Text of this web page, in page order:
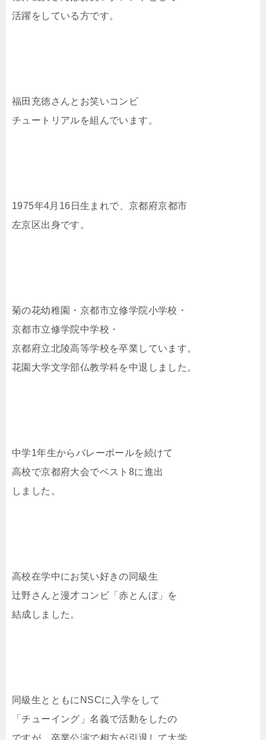
活躍をしている方です。
福田充徳さんとお笑いコンビ
チュートリアルを組んでいます。
1975年4月16日生まれで、京都府京都市
左京区出身です。
菊の花幼稚園・京都市立修学院小学校・
京都市立修学院中学校・
京都府立北陵高等学校を卒業しています。
花園大学文学部仏教学科を中退しました。
中学1年生からバレーボールを続けて
高校で京都府大会でベスト8に進出
しました。
高校在学中にお笑い好きの同級生
辻野さんと漫才コンビ「赤とんぼ」を
結成しました。
同級生とともにNSCに入学をして
「チューイング」名義で活動をしたの